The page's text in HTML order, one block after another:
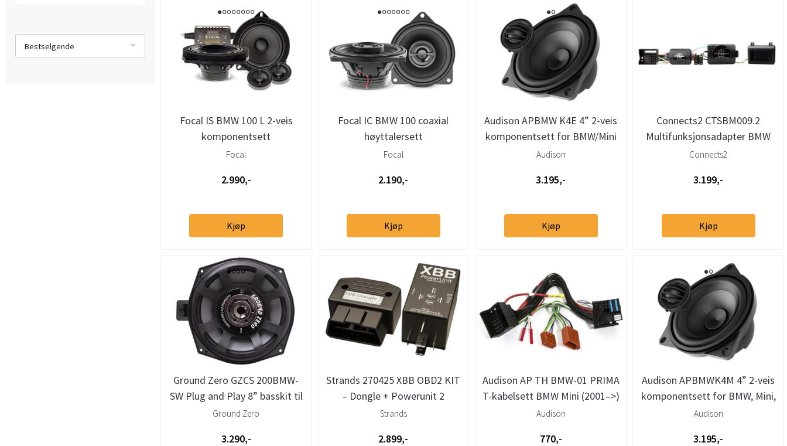
Bestselgende
Focal IS BMW 100 L 2-veis
komponentsett
Focal
2.990,-
Kjøp
Focal IC BMW 100 coaxial
høyttalersett
Focal
2.190,-
Kjøp
Audison APBMW K4E 4” 2-veis
komponentsett for BMW/Mini
stor kurv
Audison
3.195,-
Kjøp
Connects2 CTSBM009.2
Multifunksjonsadapter BMW
2004 --> m/ryggesensorer
Connects2
3.199,-
Kjøp
Ground Zero GZCS 200BMW-
SW Plug and Play 8” basskit til
BMW
Ground Zero
3.290,-
Strands 270425 XBB OBD2 KIT
– Dongle + Powerunit 2
ekstralysadapter
Strands
2.899,-
Audison AP TH BMW-01 PRIMA
T-kabelsett BMW Mini (2001–>)
Audison
770,-
Audison APBMWK4M 4” 2-veis
komponentsett for BMW, Mini,
Rolls-Royce og Tesla
Audison
3.195,-